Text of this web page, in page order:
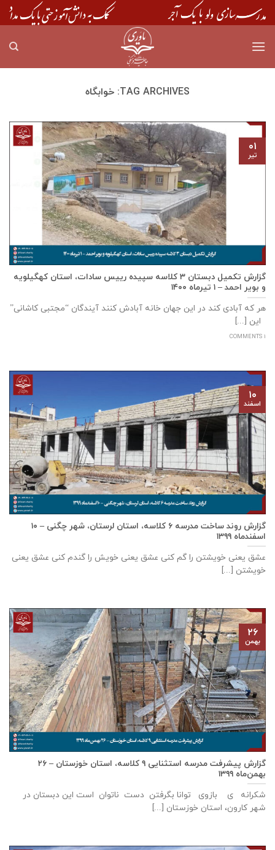
Skip
to
TAG ARCHIVES: خوابگاه
گزارش تکمیل دبستان ۳ کلاسه سپيده رييس سادات، استان كهگيلويه
و بوير احمد – ۱ تیرماه ۱۴۰۰
هر که آبادی کند در این جهان خانه آبادش کنند آیندگان “مجتبی کاشانی”
این [...]
1 COMMENTS
۰۱
تیر
گزارش روند ساخت مدرسه ٦ كلاسه، استان لرستان، شهر چگنی – ۱۰
اسفندماه ۱۳۹۹
عشق يعنی خويشتن را گم كنی عشق يعنی خويش را گندم كنی عشق يعنی
خويشتن [...]
۱۰
اسفند
گزارش پيشرفت مدرسه استثنايی ٩ كلاسه، استان خوزستان – ۲۶
بهمن‌ماه ۱۳۹۹
شکرانه ی بازوی توانا بگرفتن دست ناتوان است این دبستان در
شهر كارون، استان خوزستان [...]
۲۶
بهمن